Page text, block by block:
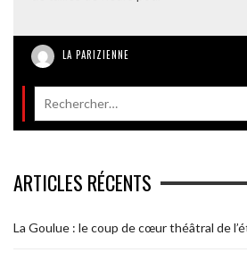
LA PARIZIENNE
ARTICLES RÉCENTS
La Goulue : le coup de cœur théâtral de